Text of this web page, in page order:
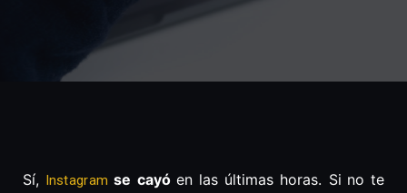
Sí, Instagram se cayó en las últimas horas. Si no te